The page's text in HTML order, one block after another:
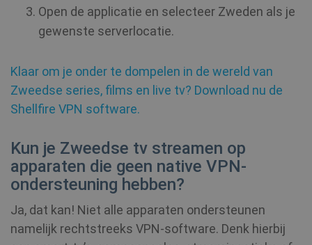
Open de applicatie en selecteer Zweden als je
gewenste serverlocatie.
Klaar om je onder te dompelen in de wereld van
Zweedse series, films en live tv? Download nu de
Shellfire VPN software.
Kun je Zweedse tv streamen op
apparaten die geen native VPN-
ondersteuning hebben?
Ja, dat kan! Niet alle apparaten ondersteunen
namelijk rechtstreeks VPN-software. Denk hierbij